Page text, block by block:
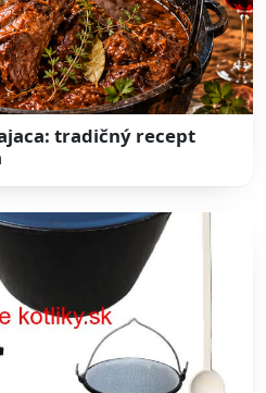
tradičný recept